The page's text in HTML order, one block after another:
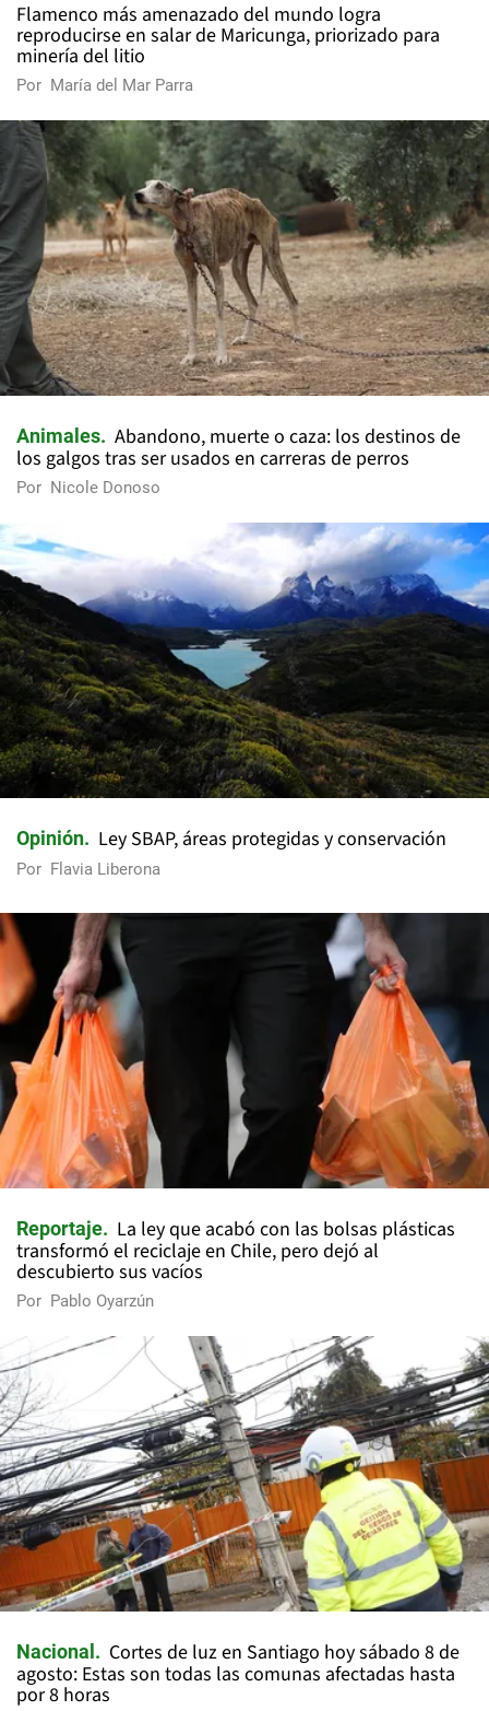
Flamenco más amenazado del mundo logra
reproducirse en salar de Maricunga, priorizado para
minería del litio
Por María del Mar Parra
Animales
Abandono, muerte o caza: los destinos de
los galgos tras ser usados en carreras de perros
Por Nicole Donoso
Opinión Ley SBAP, áreas protegidas y conservación
Por Flavia Liberona
Reportaje
La ley que acabó con las bolsas plásticas
transformó el reciclaje en Chile, pero dejó al
descubierto sus vacíos
Por Pablo Oyarzún
Nacional
Cortes de luz en Santiago hoy sábado 8 de
agosto: Estas son todas las comunas afectadas hasta
por 8 horas